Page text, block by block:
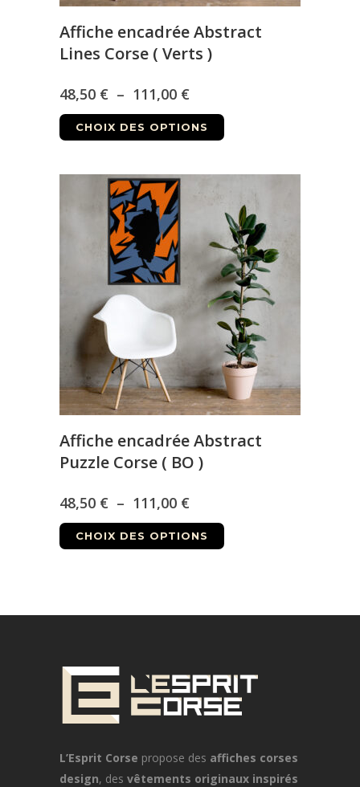
Affiche encadrée Abstract
Lines Corse ( Verts )
48,50 € – 111,00 €Plage
de
48,50 €
111,00 €
CHOIX DES OPTIONS
Ce
produit
plusieurs
variations.
Les
options
peuvent
être
choisies
sur
la
page
du
produit
Affiche encadrée Abstract
Puzzle Corse ( BO )
48,50 € – 111,00 €Plage
de
à
CHOIX DES OPTIONS
Ce
produit
peuvent
être
choisies
la
page
L’Esprit Corse propose des affiches corses
design, des vêtements originaux inspirés